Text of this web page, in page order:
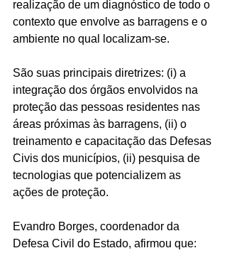
realização de um diagnóstico de todo o
contexto que envolve as barragens e o
ambiente no qual localizam-se.
São suas principais diretrizes: (i) a
integração dos órgãos envolvidos na
proteção das pessoas residentes nas
áreas próximas às barragens, (ii) o
treinamento e capacitação das Defesas
Civis dos municípios, (ii) pesquisa de
tecnologias que potencializem as
ações de proteção.
Evandro Borges, coordenador da
Defesa Civil do Estado, afirmou que: